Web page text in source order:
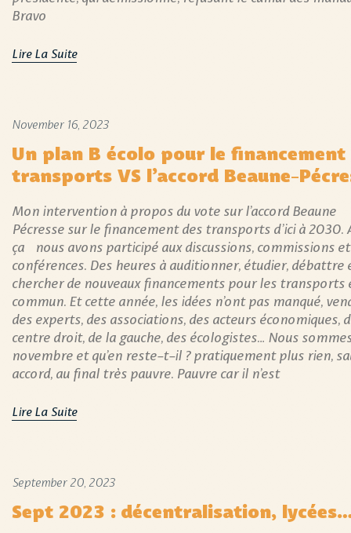
Bravo
Lire La Suite
November 16, 2023
Un plan B écolo pour le financement
transports VS l’accord Beaune-
Mon intervention à propos du vote sur l’accord Beaune
Pécresse sur le financement des transports d’ici à 2030.
ça nous avons participé aux discussions, commissions et
conférences. Des heures à auditionner, étudier, débattre
chercher de nouveaux financements pour les transports
commun. Et cette année, les idées n’ont pas manqué,
des experts, des associations, des acteurs économiques,
centre droit, de la gauche, des écologistes… Nous
novembre et qu’en reste-t-il ? pratiquement plus rien,
accord, au final très pauvre. Pauvre car il n’est
Lire La Suite
September 20, 2023
Sept 2023 : décentralisation,